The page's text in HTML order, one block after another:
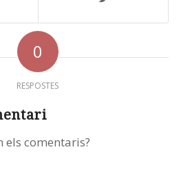
0
RESPOSTES
comentaris?